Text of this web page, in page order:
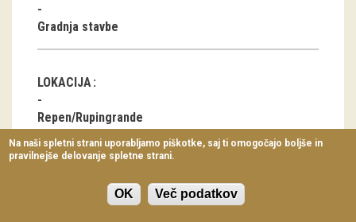
dogodki
Prireditve
Predavanja
Delavnice
Vodeni ogledi
Gradnja stavbe
LOKACIJA
Repen/Rupingrande
Na naši spletni strani uporabljamo piškotke, saj ti omogočajo boljše in
pravilnejše delovanje spletne strani.
OK Več podatkov